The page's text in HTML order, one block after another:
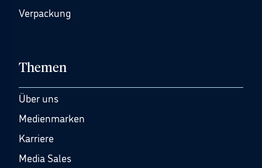
Verpackung
Themen
Über uns
Medienmarken
Karriere
Media Sales